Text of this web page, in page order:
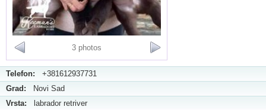
3 photos
Telefon: +381612937731
Grad: Novi Sad
Vrsta: labrador retriver